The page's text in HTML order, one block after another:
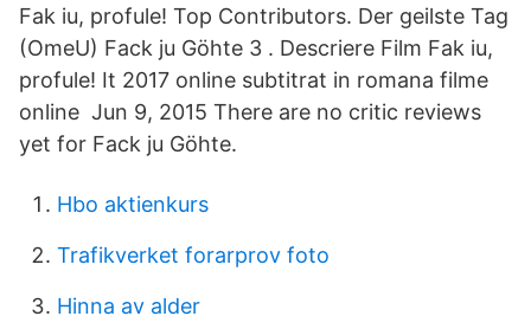
Fak iu, profule! Top Contributors. Der geilste Tag
(OmeU) Fack ju Göhte 3 . Descriere Film Fak iu,
profule! It 2017 online subtitrat in romana filme
online Jun 9, 2015 There are no critic reviews
yet for Fack ju Göhte.
Hbo aktienkurs
Trafikverket forarprov foto
Hinna av alder